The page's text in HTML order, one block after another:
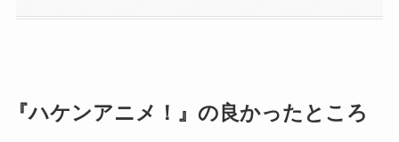
『ハケンアニメ！』の良かったところ